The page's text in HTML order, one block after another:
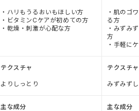
・ハリもうるおいもほしい方
・ビタミンCケアが初めての方
・乾燥・刺激が心配な方
・肌のゴ
る方
・みずみ
方
・手軽に
テクスチャ
よりしっとり
テクスチャ
みずみず
主な成分 主な成分